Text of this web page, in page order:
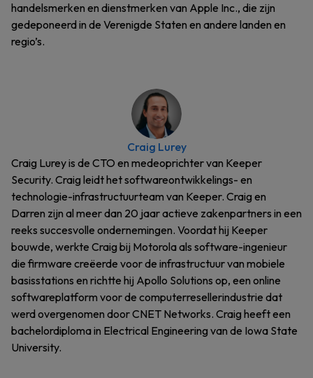
handelsmerken en dienstmerken van Apple Inc., die zijn
gedeponeerd in de Verenigde Staten en andere landen en
regio’s.
Craig Lurey
Craig Lurey is de CTO en medeoprichter van Keeper
Security. Craig leidt het softwareontwikkelings- en
technologie-infrastructuurteam van Keeper. Craig en
Darren zijn al meer dan 20 jaar actieve zakenpartners in een
reeks succesvolle ondernemingen. Voordat hij Keeper
bouwde, werkte Craig bij Motorola als software-ingenieur
die firmware creëerde voor de infrastructuur van mobiele
basisstations en richtte hij Apollo Solutions op, een online
softwareplatform voor de computerresellerindustrie dat
werd overgenomen door CNET Networks. Craig heeft een
bachelordiploma in Electrical Engineering van de Iowa State
University.